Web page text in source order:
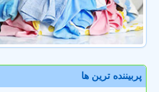
پربیننده ترین ها